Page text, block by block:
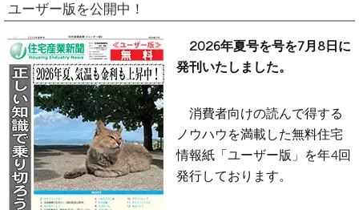
ユーザー版を公開中！
2026年夏号を号を7月8日に
発刊いたしました。
消費者向けの読んで得する
ノウハウを満載した無料住宅
情報紙「ユーザー版」を年4回
発行しております。